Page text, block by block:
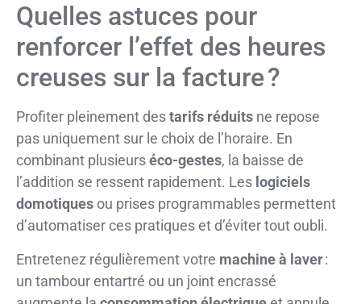
Quelles astuces pour
renforcer l’effet des heures
creuses sur la facture ?
Profiter pleinement destarifs réduits ne repose
pas uniquement sur le choix de l’horaire. En
combinant plusieurséco-gestes, la baisse de
l’addition se ressent rapidement. Les logiciels
domotiques ou prises programmables permettent
d’automatiser ces pratiques et d’éviter tout oubli.
Entretenez régulièrement votre machine à laver:
un tambour entartré ou un joint encrassé